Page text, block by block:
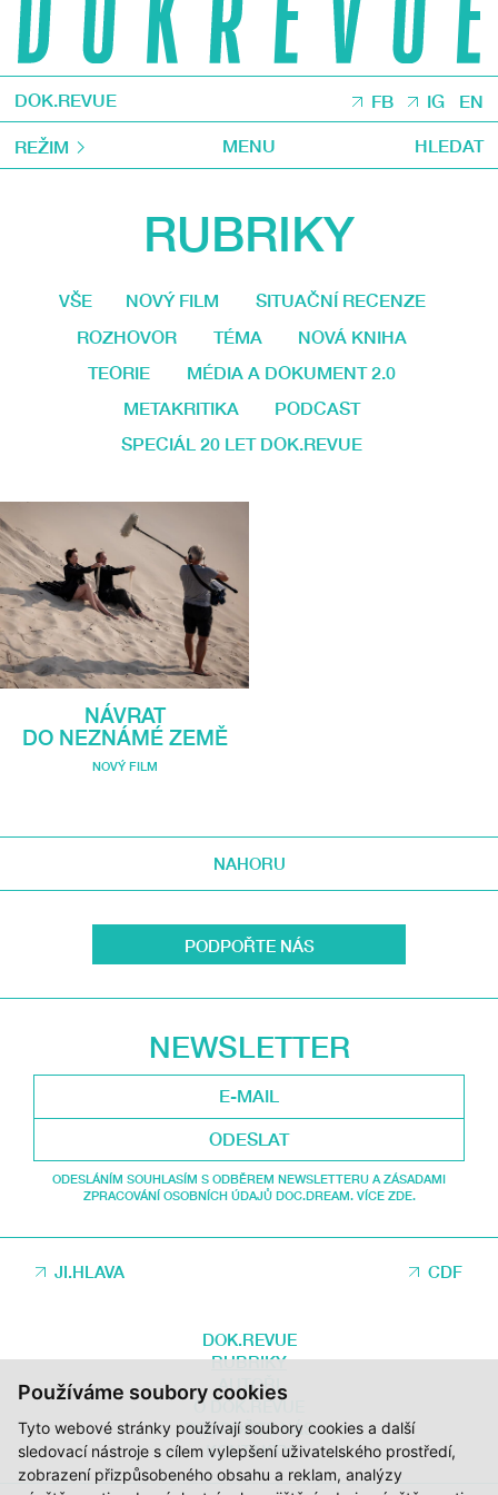
Používáme soubory cookies
Tyto webové stránky používají soubory cookies a další
sledovací nástroje s cílem vylepšení uživatelského prostředí,
zobrazení přizpůsobeného obsahu a reklam, analýzy
DOK.REVUE FB IG EN
REŽIM MENU HLEDAT
RUBRIKY
VŠE NOVÝ FILM
SITUAČNÍ RECENZE
ROZHOVOR
TÉMA
NOVÁ KNIHA
TEORIE
MÉDIA A DOKUMENT 2.0
METAKRITIKA
PODCAST
SPECIÁL 20 LET DOK.REVUE
NÁVRAT
DO NEZNÁMÉ ZEMĚ
NOVÝ FILM
NAHORU
PODPOŘTE NÁS
NEWSLETTER
ODESLAT
ODESLÁNÍM SOUHLASÍM S ODBĚREM NEWSLETTERU A ZÁSADAMI
ZPRACOVÁNÍ OSOBNÍCH ÚDAJŮ DOC.DREAM. VÍCE ZDE.
JI.HLAVA CDF
DOK.REVUE
RUBRIKY
AUTOŘI
O DOK.REVUE
PODPOŘTE NÁS
KONTAKTY